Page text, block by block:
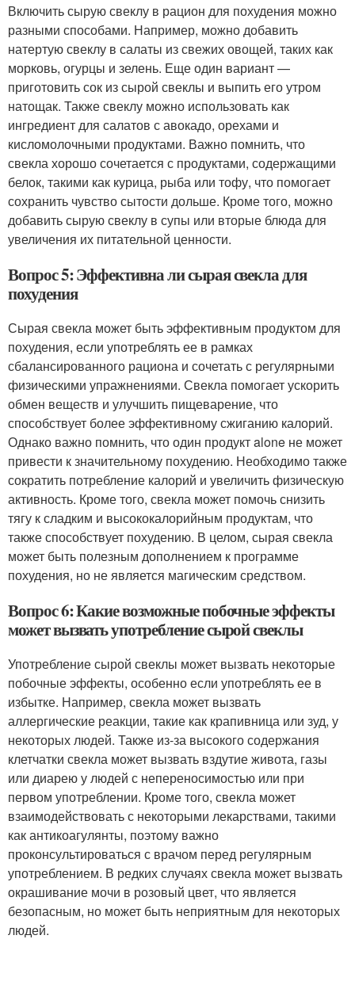
Включить сырую свеклу в рацион для похудения можно
разными способами. Например, можно добавить
натертую свеклу в салаты из свежих овощей, таких как
морковь, огурцы и зелень. Еще один вариант —
приготовить сок из сырой свеклы и выпить его утром
натощак. Также свеклу можно использовать как
ингредиент для салатов с авокадо, орехами и
кисломолочными продуктами. Важно помнить, что
свекла хорошо сочетается с продуктами, содержащими
белок, такими как курица, рыба или тофу, что помогает
сохранить чувство сытости дольше. Кроме того, можно
добавить сырую свеклу в супы или вторые блюда для
увеличения их питательной ценности.
Вопрос 5: Эффективна ли сырая свекла для
похудения
Сырая свекла может быть эффективным продуктом для
похудения, если употреблять ее в рамках
сбалансированного рациона и сочетать с регулярными
физическими упражнениями. Свекла помогает ускорить
обмен веществ и улучшить пищеварение, что
способствует более эффективному сжиганию калорий.
Однако важно помнить, что один продукт alone не может
привести к значительному похудению. Необходимо также
сократить потребление калорий и увеличить физическую
активность. Кроме того, свекла может помочь снизить
тягу к сладким и высококалорийным продуктам, что
также способствует похудению. В целом, сырая свекла
может быть полезным дополнением к программе
похудения, но не является магическим средством.
Вопрос 6: Какие возможные побочные эффекты
может вызвать употребление сырой свеклы
Употребление сырой свеклы может вызвать некоторые
побочные эффекты, особенно если употреблять ее в
избытке. Например, свекла может вызвать
аллергические реакции, такие как крапивница или зуд, у
некоторых людей. Также из-за высокого содержания
клетчатки свекла может вызвать вздутие живота, газы
или диарею у людей с непереносимостью или при
первом употреблении. Кроме того, свекла может
взаимодействовать с некоторыми лекарствами, такими
как антикоагулянты, поэтому важно
проконсультироваться с врачом перед регулярным
употреблением. В редких случаях свекла может вызвать
окрашивание мочи в розовый цвет, что является
безопасным, но может быть неприятным для некоторых
людей.